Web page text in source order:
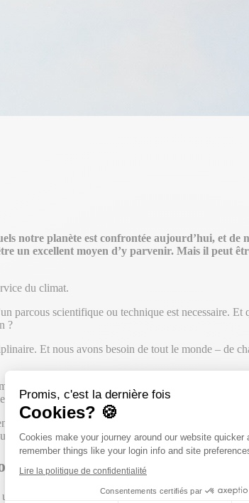
Promis, c'est la dernière fois
Cookies? 🍪
Plateforme de Gestion du
Cookies make your journey around our website quicker
remember things like your login info and site
Lire la politique de confidentialité
Consentements certifiés par
Axeptio consent
notre planète est confrontée aujourd’hui, et de
un excellent moyen d’y parvenir. Mais il peut
du climat.
parcous scientifique ou technique est necessaire.
?
Et nous avons besoin de tout le monde – de
entendu parler du Protocole GHG ou des
et à lutter contre le changement climatique.
de l’environnement ou en génie civil. Mais j’ai
pour lutter contre le
moyen de lutter contre le changement climatique.